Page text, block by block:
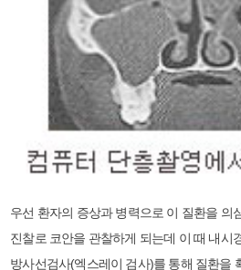
우선 환자의 증상과 병력으로 이 질환을 의
진찰로 코안을 관찰하게 되는데 이 때 내시
방사선검사(엑스레이 검사)를 통해 질환을